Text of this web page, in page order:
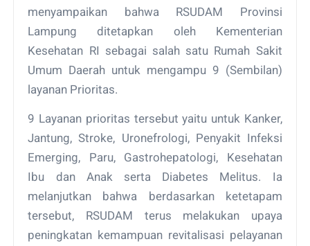
menyampaikan bahwa RSUDAM Provinsi
Lampung ditetapkan oleh Kementerian
Kesehatan RI sebagai salah satu Rumah Sakit
Umum Daerah untuk mengampu 9 (Sembilan)
layanan Prioritas.
9 Layanan prioritas tersebut yaitu untuk Kanker,
Jantung, Stroke, Uronefrologi, Penyakit Infeksi
Emerging, Paru, Gastrohepatologi, Kesehatan
Ibu dan Anak serta Diabetes Melitus. Ia
melanjutkan bahwa berdasarkan ketetapam
tersebut, RSUDAM terus melakukan upaya
peningkatan kemampuan revitalisasi pelayanan